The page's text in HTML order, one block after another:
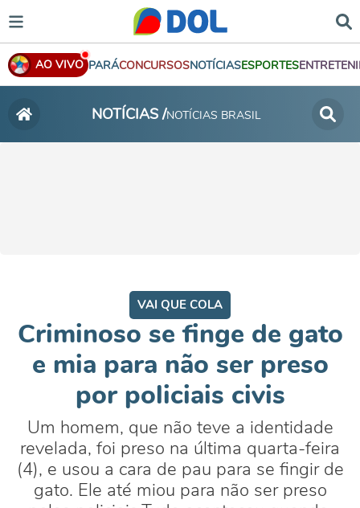
AO VIVO PARÁCONCURSOSNOTÍCIASESPORTES
NOTÍCIAS /NOTÍCIAS BRASIL
VAI QUE COLA
Criminoso se finge de gato
e mia para não ser preso
por policiais civis
Um homem, que não teve a identidade
revelada, foi preso na última quarta-feira
(4), e usou a cara de pau para se fingir de
gato. Ele até miou para não ser preso